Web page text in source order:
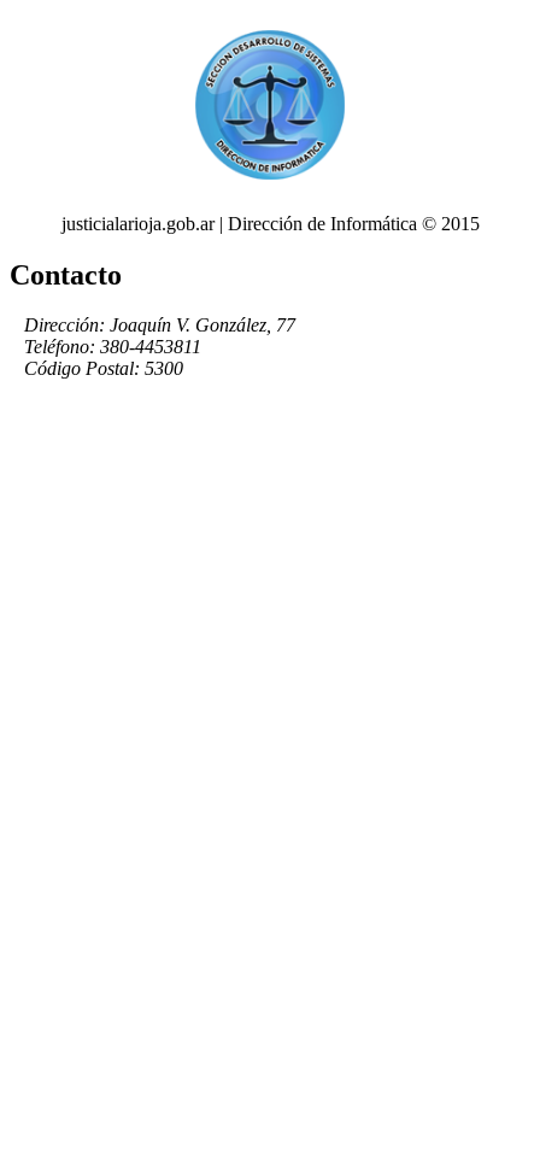
justicialarioja.gob.ar | Dirección de Informática © 2015
Contacto
Dirección: Joaquín V. González, 77
Teléfono: 380-4453811
Código Postal: 5300